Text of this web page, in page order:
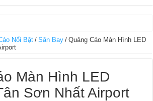
Nổi Bật / Sân Bay / Quảng Cáo Màn Hình LED
Màn Hình LED
Sơn Nhất Airport